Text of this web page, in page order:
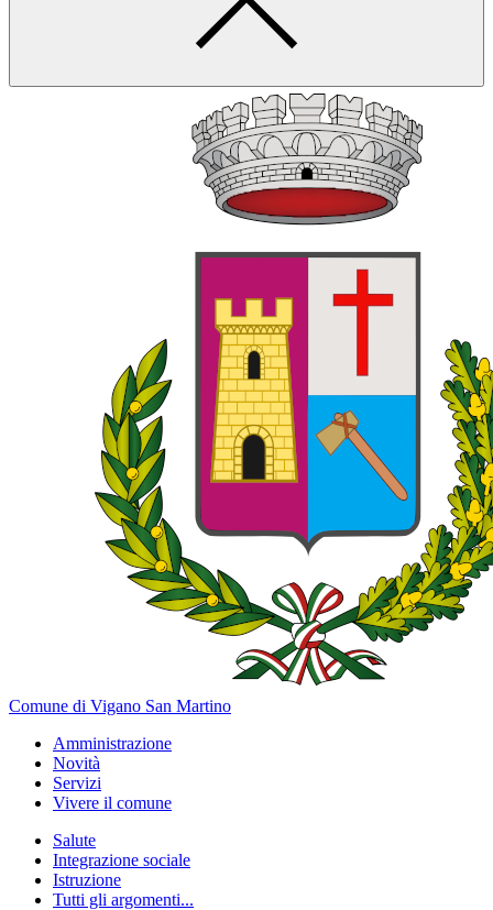
Comune di Vigano San Martino
Amministrazione
Novità
Servizi
Vivere il comune
Salute
Integrazione sociale
Istruzione
Tutti gli argomenti...